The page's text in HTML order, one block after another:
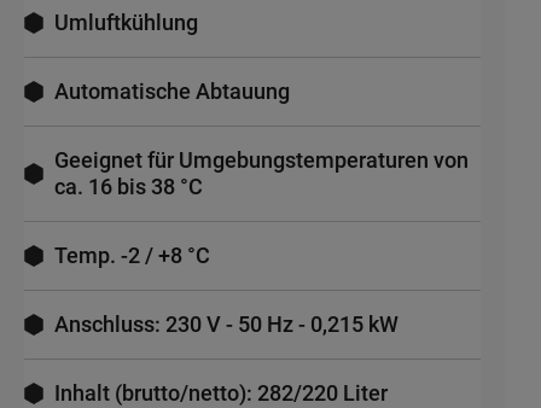
Umluftkühlung
Automatische Abtauung
Geeignet für Umgebungstemperaturen von
ca. 16 bis 38 °C
Temp. -2 / +8 °C
Anschluss: 230 V - 50 Hz - 0,215 kW
Inhalt (brutto/netto): 282/220 Liter